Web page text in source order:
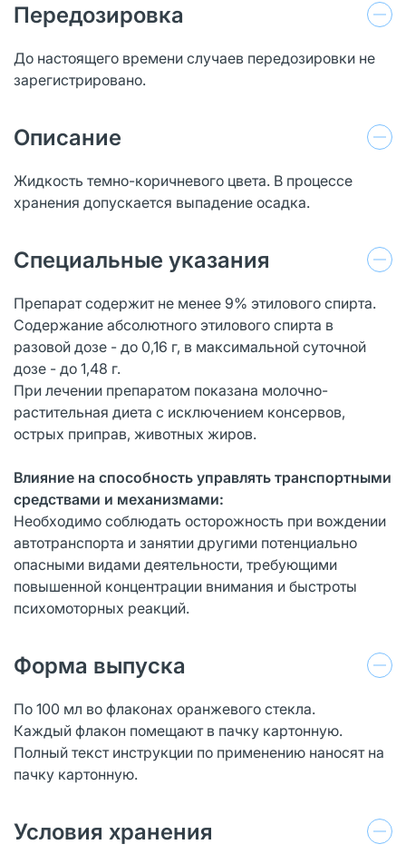
Передозировка
До настоящего времени случаев передозировки не
зарегистрировано.
Описание
Жидкость темно-коричневого цвета. В процессе
хранения допускается выпадение осадка.
Специальные указания
Препарат содержит не менее 9% этилового спирта.
Содержание абсолютного этилового спирта в
разовой дозе - до 0,16 г, в максимальной суточной
дозе - до 1,48 г.
При лечении препаратом показана молочно-
растительная диета с исключением консервов,
острых приправ, животных жиров.
Влияние на способность управлять транспортными
средствами и механизмами:
Необходимо соблюдать осторожность при вождении
автотранспорта и занятии другими потенциально
опасными видами деятельности, требующими
повышенной концентрации внимания и быстроты
психомоторных реакций.
Форма выпуска
По 100 мл во флаконах оранжевого стекла.
Каждый флакон помещают в пачку картонную.
Полный текст инструкции по применению наносят на
пачку картонную.
Условия хранения